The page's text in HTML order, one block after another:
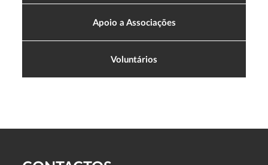
Apoio a Associações
Voluntários